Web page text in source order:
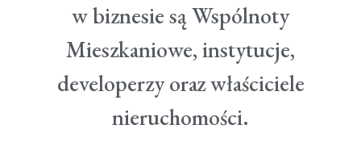
w biznesie są Wspólnoty
Mieszkaniowe, instytucje,
developerzy oraz właściciele
nieruchomości.